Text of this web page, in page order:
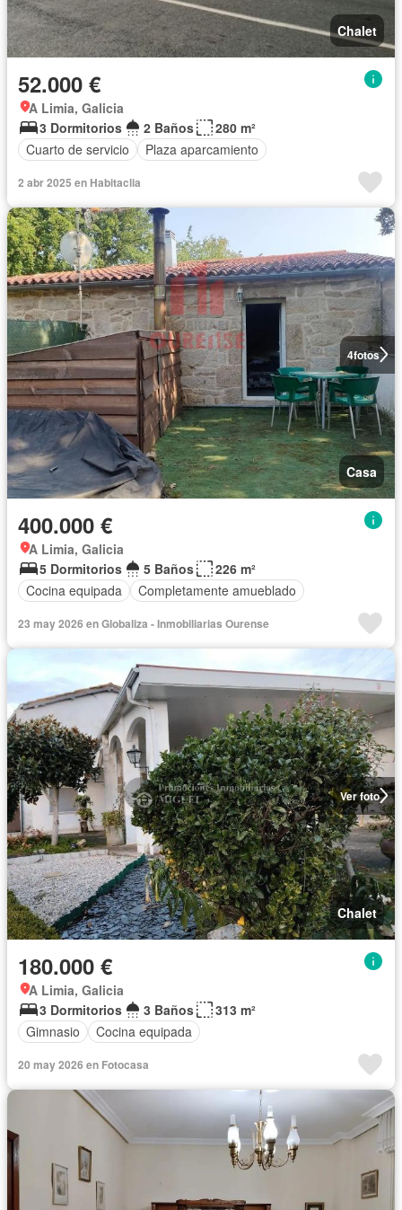
Chalet
52.000 €
A Limia, Galicia
3 Dormitorios
2 Baños
280 m²
Cuarto de servicio
Plaza aparcamiento
2 abr 2025 en Habitaclia
4fotos
Casa
400.000 €
A Limia, Galicia
5 Dormitorios
5 Baños
226 m²
Cocina equipada
Completamente amueblado
23 may 2026 en Globaliza - Inmobiliarias Ourense
Ver foto
Chalet
180.000 €
A Limia, Galicia
3 Dormitorios
3 Baños
313 m²
Gimnasio
Cocina equipada
20 may 2026 en Fotocasa